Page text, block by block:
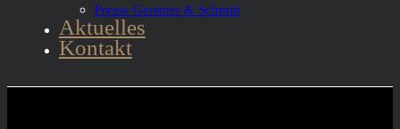
Presse Gerstner & Schmitt
Aktuelles
Kontakt